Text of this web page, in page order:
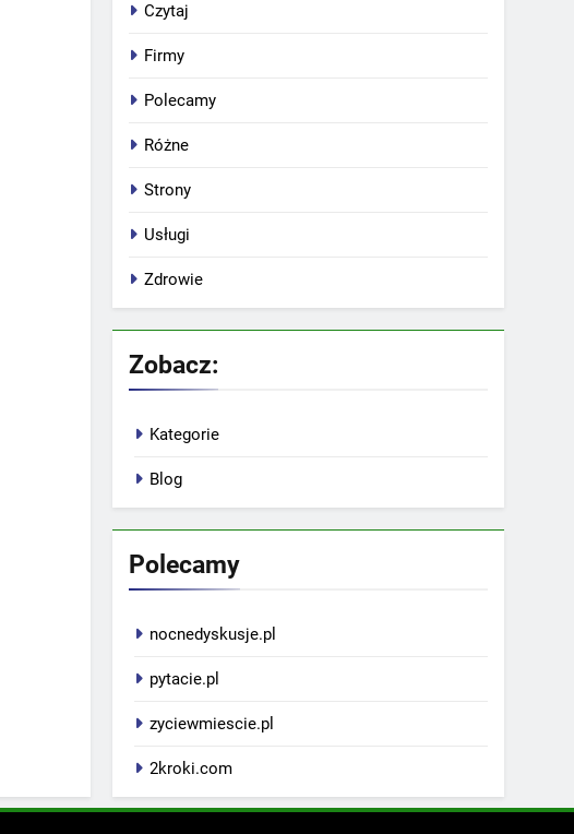
Czytaj
Firmy
Polecamy
Różne
Strony
Usługi
Zdrowie
Zobacz:
Kategorie
Blog
Polecamy
nocnedyskusje.pl
pytacie.pl
zyciewmiescie.pl
2kroki.com